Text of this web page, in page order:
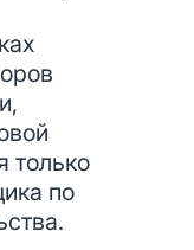
только
по